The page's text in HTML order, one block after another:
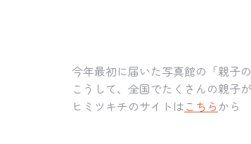
今年最初に届いた写真館の「親子
こうして、全国でたくさんの親子
ヒミツキチのサイトはこちら から